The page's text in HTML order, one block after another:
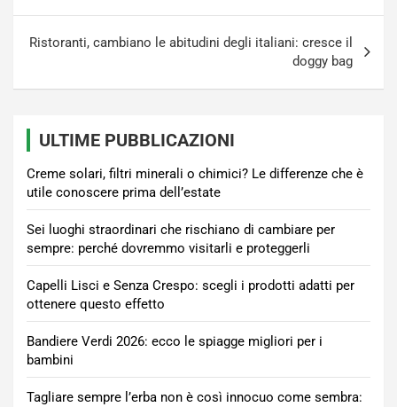
Ristoranti, cambiano le abitudini degli italiani: cresce il
doggy bag
ULTIME PUBBLICAZIONI
Creme solari, filtri minerali o chimici? Le differenze che è
utile conoscere prima dell’estate
Sei luoghi straordinari che rischiano di cambiare per
sempre: perché dovremmo visitarli e proteggerli
Capelli Lisci e Senza Crespo: scegli i prodotti adatti per
ottenere questo effetto
Bandiere Verdi 2026: ecco le spiagge migliori per i
bambini
Tagliare sempre l’erba non è così innocuo come sembra: